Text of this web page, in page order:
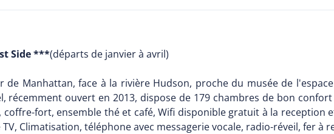
Side ***(départs de janvier à avril)
Manhattan, face à la rivière Hudson, proche du musée de
récemment ouvert en 2013, dispose de 179 chambres de bon confort
fort, ensemble thé et café, Wifi disponible gratuit à la reception
Climatisation, téléphone avec messagerie vocale, radio-réveil, fer à